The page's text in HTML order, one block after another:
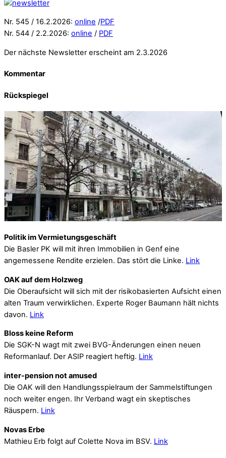
Nr. 545 / 16.2.2026: online /PDF
Nr. 544 / 2.2.2026: online / PDF
Der nächste Newsletter erscheint am 2.3.2026
Kommentar
Rückspiegel
Politik im Vermietungsgeschäft
Die Basler PK will mit ihren Immobilien in Genf eine
angemessene Rendite erzielen. Das stört die Linke. Link
OAK auf dem Holzweg
Die Oberaufsicht will sich mit der risikobasierten Aufsicht einen
alten Traum verwirklichen. Experte Roger Baumann hält nichts
davon. Link
Bloss keine Reform
Die SGK-N wagt mit zwei BVG-Änderungen einen neuen
Reformanlauf. Der ASIP reagiert heftig. Link
inter-pension not amused
Die OAK will den Handlungsspielraum der Sammelstiftungen
noch weiter engen. Ihr Verband wagt ein skeptisches
Räuspern. Link
Novas Erbe
Mathieu Erb folgt auf Colette Nova im BSV. Link